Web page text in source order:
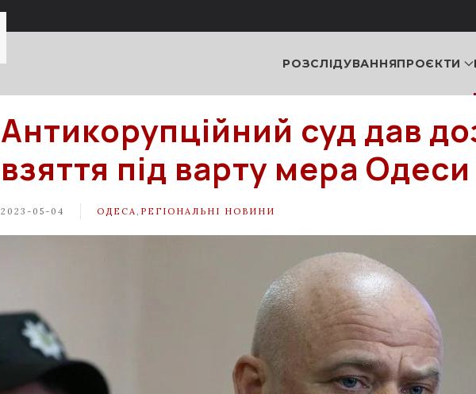
РОЗСЛІДУВАННЯПРОЄКТИ
Антикорупційний суд дав
взяття під варту мера Одеси
2023-05-04 ОДЕСА РЕГІОНАЛЬНІ НОВИНИ